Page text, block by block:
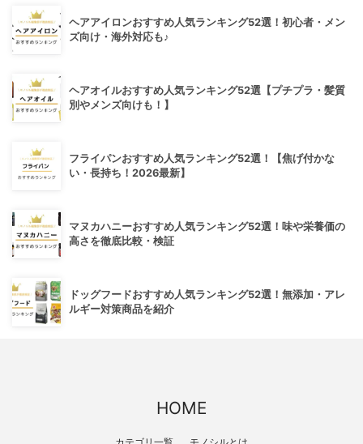
ヘアアイロンおすすめ人気ランキング52選！初心者・メン
ズ向け・海外対応も♪
ヘアオイルおすすめ人気ランキング52選【プチプラ・髪質
別やメンズ向けも！】
フライパンおすすめ人気ランキング52選！【焦げ付かな
い・長持ち！2026最新】
マヌカハニーおすすめ人気ランキング52選！味や栄養価の
高さを徹底比較・検証
ドッグフードおすすめ人気ランキング52選！無添加・アレ
ルギー対策商品を紹介
HOME